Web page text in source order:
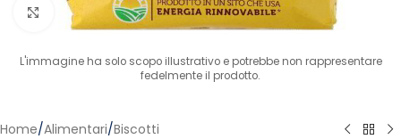
Clicca per ingrandire
L'immagine ha solo scopo illustrativo e potrebbe non rappresentare
fedelmente il prodotto.
Home/Alimentari/Biscotti